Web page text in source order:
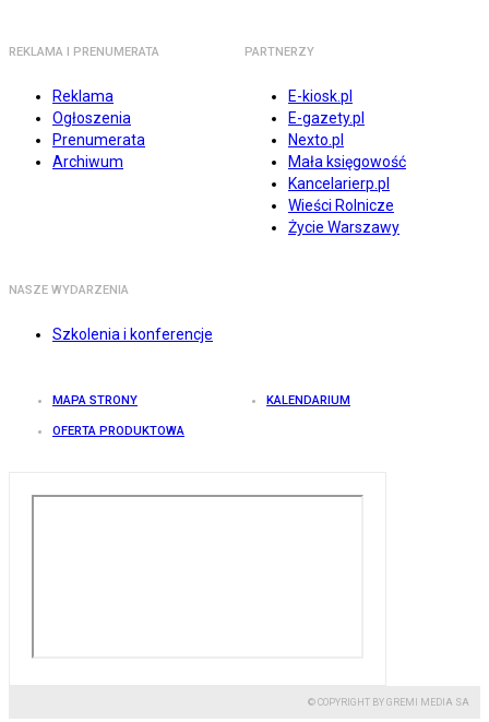
REKLAMA I PRENUMERATA
Reklama
Ogłoszenia
Prenumerata
Archiwum
PARTNERZY
E-kiosk.pl
E-gazety.pl
Nexto.pl
Mała księgowość
Kancelarierp.pl
Wieści Rolnicze
Życie Warszawy
NASZE WYDARZENIA
Szkolenia i konferencje
MAPA STRONY KALENDARIUM
OFERTA PRODUKTOWA
© COPYRIGHT BY GREMI MEDIA SA